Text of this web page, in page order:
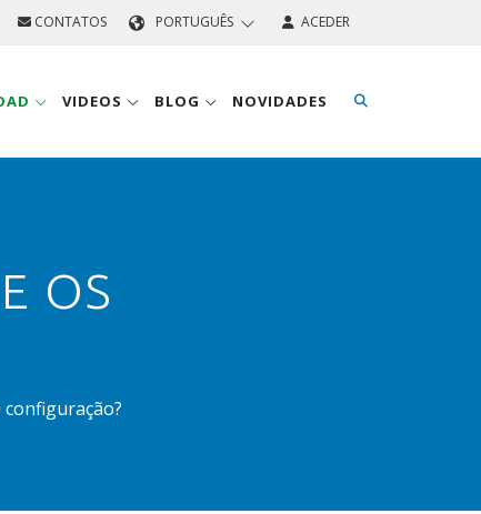
CONTATOS PORTUGUÊS ACEDER
VIDEOS BLOG NOVIDADES
OS